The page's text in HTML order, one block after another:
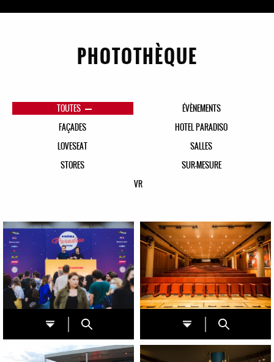
PHOTOTHÈQUE
TOUTES
ÉVÈNEMENTS
FAÇADES
HOTEL PARADISO
LOVESEAT
SALLES
STORES
SUR-MESURE
VR